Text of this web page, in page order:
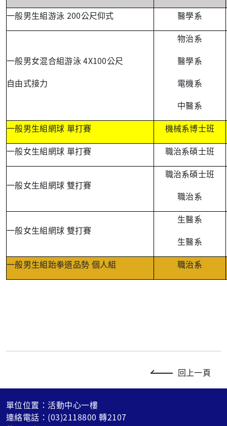
一般男生組游泳 200公尺仰式 醫學系
一般男女混合組游泳4X100公尺
自由式接力
物治系
醫學系
電機系
中醫系
一般男生組網球 單打賽 機械系博士班
一般女生組網球 單打賽 職治系碩士班
一般女生組網球 雙打賽
職治系碩士班
職治系
一般女生組網球 雙打賽
生醫系
生醫系
一般男生組跆拳道品勢 個人組 職治系
回上一頁
單位位置：活動中心一樓
連絡電話：(03)2118800 轉2107